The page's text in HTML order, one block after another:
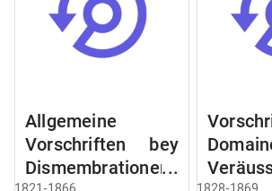
Allgemeine
Vorschriften bey
Dismembrationen